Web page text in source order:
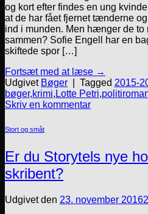
og kort efter findes en ung
at de har fået fjernet tænderne
ind i munden. Men hænger de to
sammen? Sofie Engell har en
skiftede spor […]
Fortsæt med at læse →
Udgivet Bøger Tagged 2015-
bøger,krimi, Lotte Petri,
Skriv en kommentar
Stort og småt
Er du Storytels nye
skribent?
Udgivet den 23. november 2016